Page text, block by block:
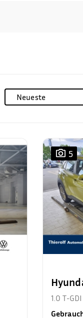
Neueste
5
1.0 T-
Sitzhzg.